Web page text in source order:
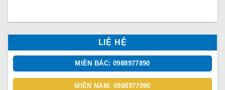
LIỆ HỆ
MIỀN BẮC: 0988977890
MIỀN NAM: 0988977890